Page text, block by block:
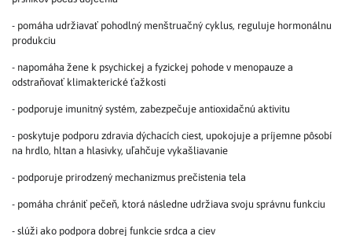
- pomáha udržiavať pohodlný menštruačný cyklus, reguluje hormonálnu
produkciu
- napomáha žene k psychickej a fyzickej pohode v menopauze a
odstraňovať klimakterické ťažkosti
- podporuje imunitný systém, zabezpečuje antioxidačnú aktivitu
- poskytuje podporu zdravia dýchacích ciest, upokojuje a príjemne pôsobí
na hrdlo, hltan a hlasivky, uľahčuje vykašliavanie
- podporuje prirodzený mechanizmus prečistenia tela
- pomáha chrániť pečeň, ktorá následne udržiava svoju správnu funkciu
- slúži ako podpora dobrej funkcie srdca a ciev